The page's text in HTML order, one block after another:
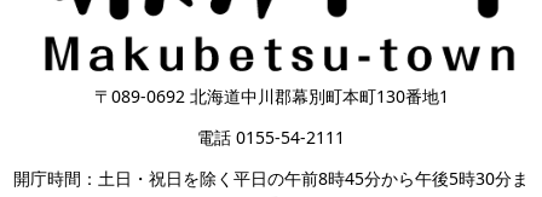
〒089-0692 北海道中川郡幕別町本町130番地1
電話 0155-54-2111
開庁時間：土日・祝日を除く平日の午前8時45分から午後5時30分ま